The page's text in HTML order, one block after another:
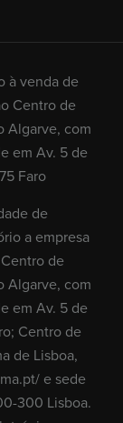
à venda de
Centro de
Algarve, com
em Av. 5 de
Faro
de
a empresa
de
Algarve, com
em Av. 5 de
Centro de
de Lisboa,
e sede
300 Lisboa.